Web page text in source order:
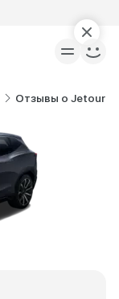
Отзывы о Jetour